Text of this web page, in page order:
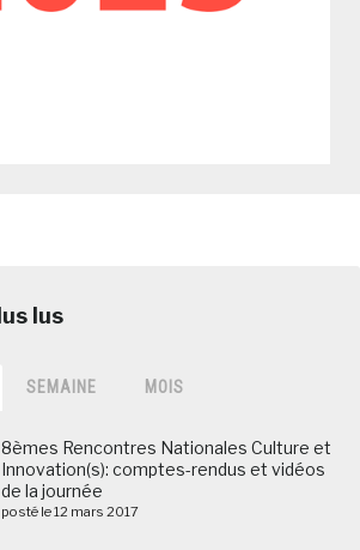
SEMAINE MOIS
8èmes Rencontres Nationales Culture et
Innovation(s): comptes-rendus et vidéos
de la journée
posté le 12 mars 2017